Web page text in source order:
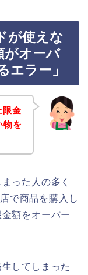
が使えな
がオーバ
エラー」
限金
物を
った人の多く
で商品を購入し
額をオーバー
してしまった